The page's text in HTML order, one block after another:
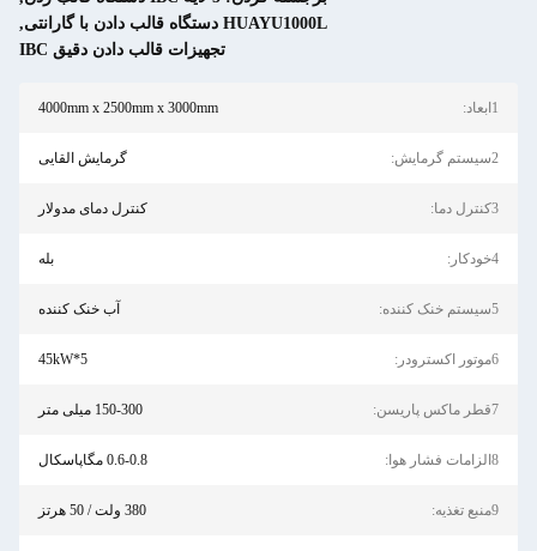
HUAYU1000L دستگاه قالب دادن با گارانتی
,
تجهیزات قالب دادن دقیق IBC
1ابعاد: 4000mm x 2500mm x 3000mm
2سیستم گرمایش: گرمایش القایی
3کنترل دما: کنترل دمای مدولار
4خودکار: بله
5سیستم خنک کننده: آب خنک کننده
6موتور اکسترودر: 45kW*5
7قطر ماکس پاریسن: 150-300 میلی متر
8الزامات فشار هوا: 0.6-0.8 مگاپاسکال
9منبع تغذیه: 380 ولت / 50 هرتز